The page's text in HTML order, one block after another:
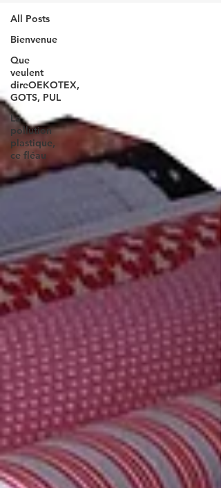
All Posts
Bienvenue
Que
veulent
direOEKOTEX,
GOTS, PUL
La
pollution
plastique,
ce fléau